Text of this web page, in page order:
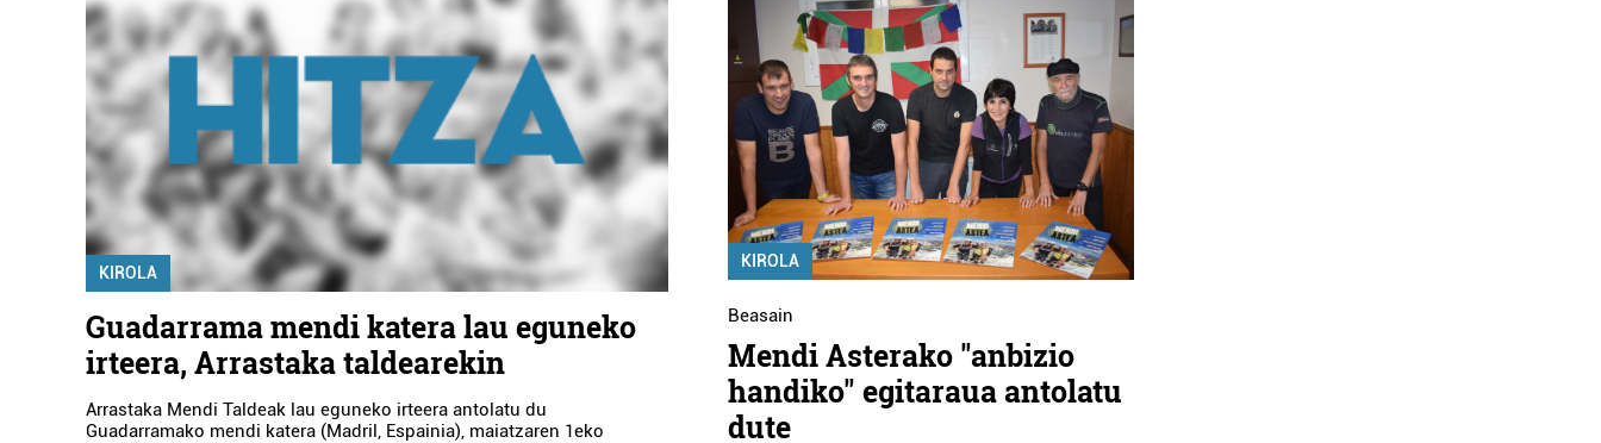
KIROLA
Guadarrama mendi katera lau eguneko
irteera, Arrastaka taldearekin
Arrastaka Mendi Taldeak lau eguneko irteera antolatu du
Guadarramako mendi katera (Madril, Espainia), maiatzaren 1eko
KIROLA
Beasain
Mendi Asterako "anbizio
handiko" egitaraua antolatu
dute